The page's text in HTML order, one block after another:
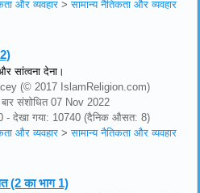
और व्यवहार >सामान्य नैतिकता और व्यवहार
सांत्वना देना।
(© 2017 IslamReligion.com)
संशोधित 07 Nov 2022
- देखा गया: 10740 (दैनिक औसत: 8)
और व्यवहार >सामान्य नैतिकता और व्यवहार
(2 का भाग 1)